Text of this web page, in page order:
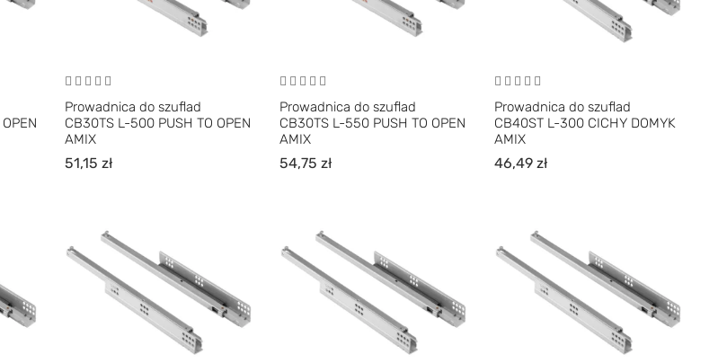
Prowadnica do szuflad
CB30TS L-500 PUSH TO OPEN
AMIX
51,15zł
Prowadnica do szuflad
CB30TS L-550 PUSH TO OPEN
AMIX
54,75zł
Prowadnica do szuflad
CB40ST L-300 CICHY DOMYK
AMIX
46,49zł